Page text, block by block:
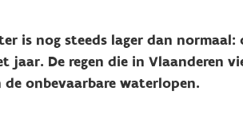
is nog steeds lager dan
De regen die in Vlaanderen
onbevaarbare waterlopen.